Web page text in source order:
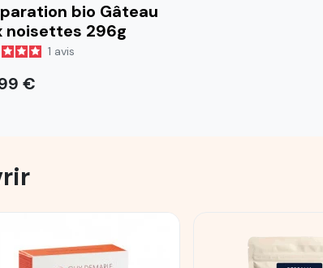
bio Gâteau
noisettes 296g
1 avis
€